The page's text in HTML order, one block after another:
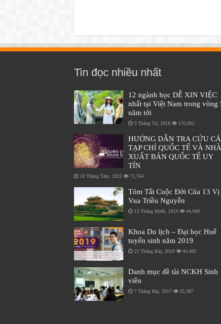
Tin đọc nhiều nhất
12 ngành học DỄ XIN VIỆC
nhất tại Việt Nam trong vòng
năm tới
3 Tháng Tư, 2018 170,002
HƯỚNG DẪN TRA CỨU
TẠP CHÍ QUỐC TẾ VÀ NHÀ
XUẤT BẢN QUỐC TẾ UY
TÍN
10 Tháng Tám, 2022 71,764
Tóm Tắt Cuộc Đời Của 13 Vị
Vua Triều Nguyễn
13 Tháng Mười, 2019 44,049
Khoa Du lịch – Đại học Huế
tuyển sinh năm 2019
23 Tháng Bảy, 2019 43,495
Danh mục đề tài NCKH Sinh
viên
7 Tháng Hai, 2017 35,587